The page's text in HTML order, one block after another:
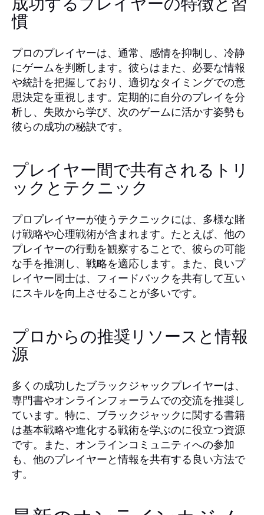
成功するプレイヤーの特徴と習
慣
プロのプレイヤーは、通常、感情を抑制し、冷静
にゲームを判断します。彼らはまた、必要な情報
や統計を把握しており、適切なタイミングでの意
思決定を重視します。定期的に自分のプレイを分
析し、失敗から学び、次のゲームに活かす姿勢も
彼らの成功の秘訣です。
プレイヤー間で共有されるトリ
ックとテクニック
プロプレイヤーが使うテクニックには、多様な賭
け戦略や心理戦術が含まれます。たとえば、他の
プレイヤーの行動を観察することで、彼らの可能
な手を推測し、戦略を適応します。また、良いプ
レイヤー同士は、フィードバックを共有して互い
にスキルを向上させることが多いです。
プロからの推奨リソースと情報
源
多くの成功したブラックジャックプレイヤーは、
専門書やオンラインフォーラムでの交流を推奨し
ています。特に、ブラックジャックに関する書籍
は基本戦略や進化する戦術を学ぶのに役立つ資源
です。また、オンラインコミュニティへの参加
も、他のプレイヤーと情報を共有する良い方法で
す。